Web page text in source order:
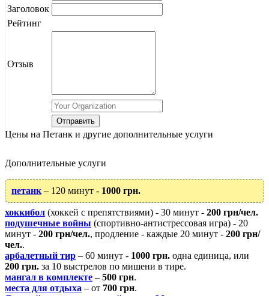
Заголовок
Рейтинг
Отзыв
Цены на Петанк и другие дополнительные услуги
Дополнительные услуги
хоккибол (хоккей с препятствиями) - 30 минут - 200 грн/чел.
подушечные войны (спортивно-антистрессовая игра) - 20
минут - 200 грн/чел., продление - каждые 20 минут - 200 грн/
чел..
арбалетный тир – 60 минут - 1000 грн. одна единица, или
200 грн. за 10 выстрелов по мишени в тире.
петанк – 120 минут - 1000 грн.
мангал в комплекте – 500 грн.
места для отдыха – от 700 грн.